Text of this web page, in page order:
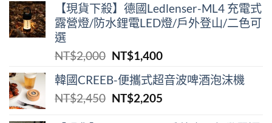
【現貨下殺】德國Ledlenser-ML4 充電式
露營燈/防水鋰電LED燈/戶外登山/二色可
選
NT$2,000 原
價
格：
NT$1,400目
價
格：
韓國CREEB-便攜式超⾳波啤酒泡沫機
NT$2,450 原
NT$2,205目